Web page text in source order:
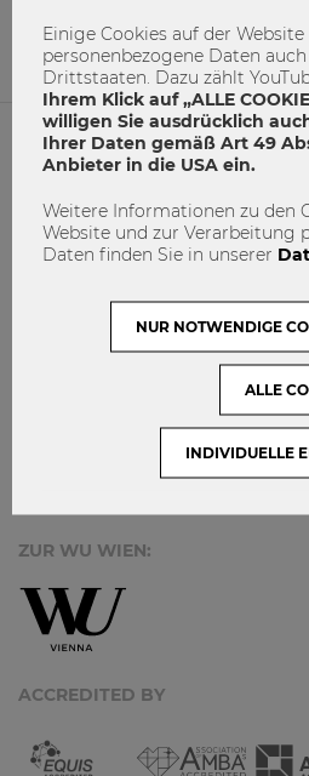
Partneruniversitäten
0 0
NETIQUETTE
IMPRESSUM
MACH MIT!
DATENSCHUTZ
ZUR WU WIEN:
ACCREDITED BY
Einige Cookies auf der
personenbezogene Daten
Drittstaaten. Dazu zählt
Ihrem Klick auf „ALLE
willigen Sie ausdrücklich
Ihrer Daten gemäß Art 49
Anbieter in die USA ein.
Weitere Informationen zu den
Website und zur Verarbeitung
Daten finden Sie in unserer
INDIVIDUELLE
NUR NOTWENDIGE
ALLE